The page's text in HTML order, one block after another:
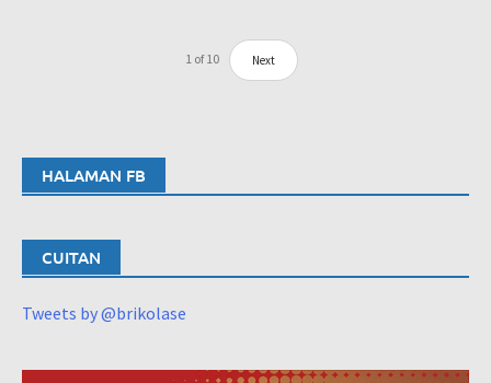
1 of 10 Next
HALAMAN FB
CUITAN
Tweets by @brikolase